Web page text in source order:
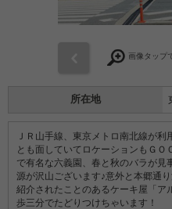
画像タップ
所在地
ＪＲ山手線、東京メトロ南北線が
とも面していてロケーションもＧＯ
で有名な六義園、春と秋のバラが見
源が沢山ございます♪意外と本郷通
紹介されたことのあるケーキ屋「ア
歩三分でたどりつけちゃいます！